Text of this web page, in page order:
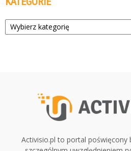
Kategorie
Activisio.pl to portal poświęcony